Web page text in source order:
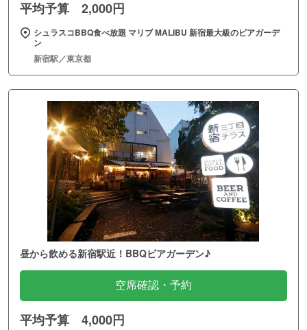
平均予算 2,000円
シュラスコBBQ食べ放題 マリブ MALIBU 新宿最大級のビアガーデ
ン
新宿駅／東京都
昼から飲める新宿駅近！BBQビアガーデン♪
空席確認・予約
平均予算 4,000円